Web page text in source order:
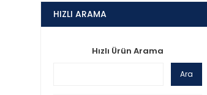
HIZLI ARAMA
Hızlı Ürün Arama
Ara